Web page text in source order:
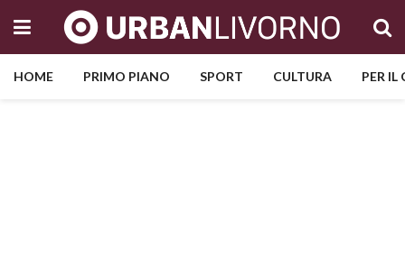
HOME PRIMO PIANO SPORT CULTURA PER